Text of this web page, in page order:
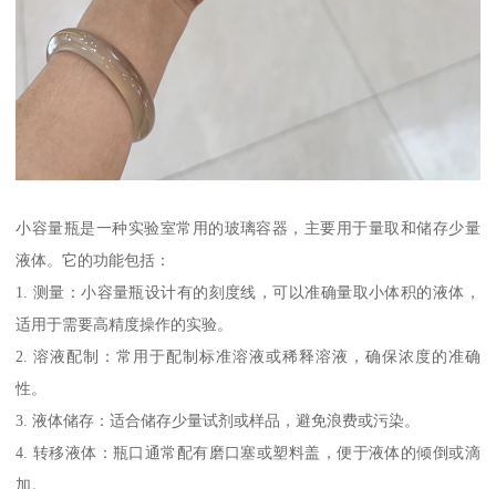
小容量瓶是一种实验室常用的玻璃容器，主要用于量取和储存少量
液体。它的功能包括：
1. 测量：小容量瓶设计有的刻度线，可以准确量取小体积的液体，
适用于需要高精度操作的实验。
2. 溶液配制：常用于配制标准溶液或稀释溶液，确保浓度的准确
性。
3. 液体储存：适合储存少量试剂或样品，避免浪费或污染。
4. 转移液体：瓶口通常配有磨口塞或塑料盖，便于液体的倾倒或滴
加。